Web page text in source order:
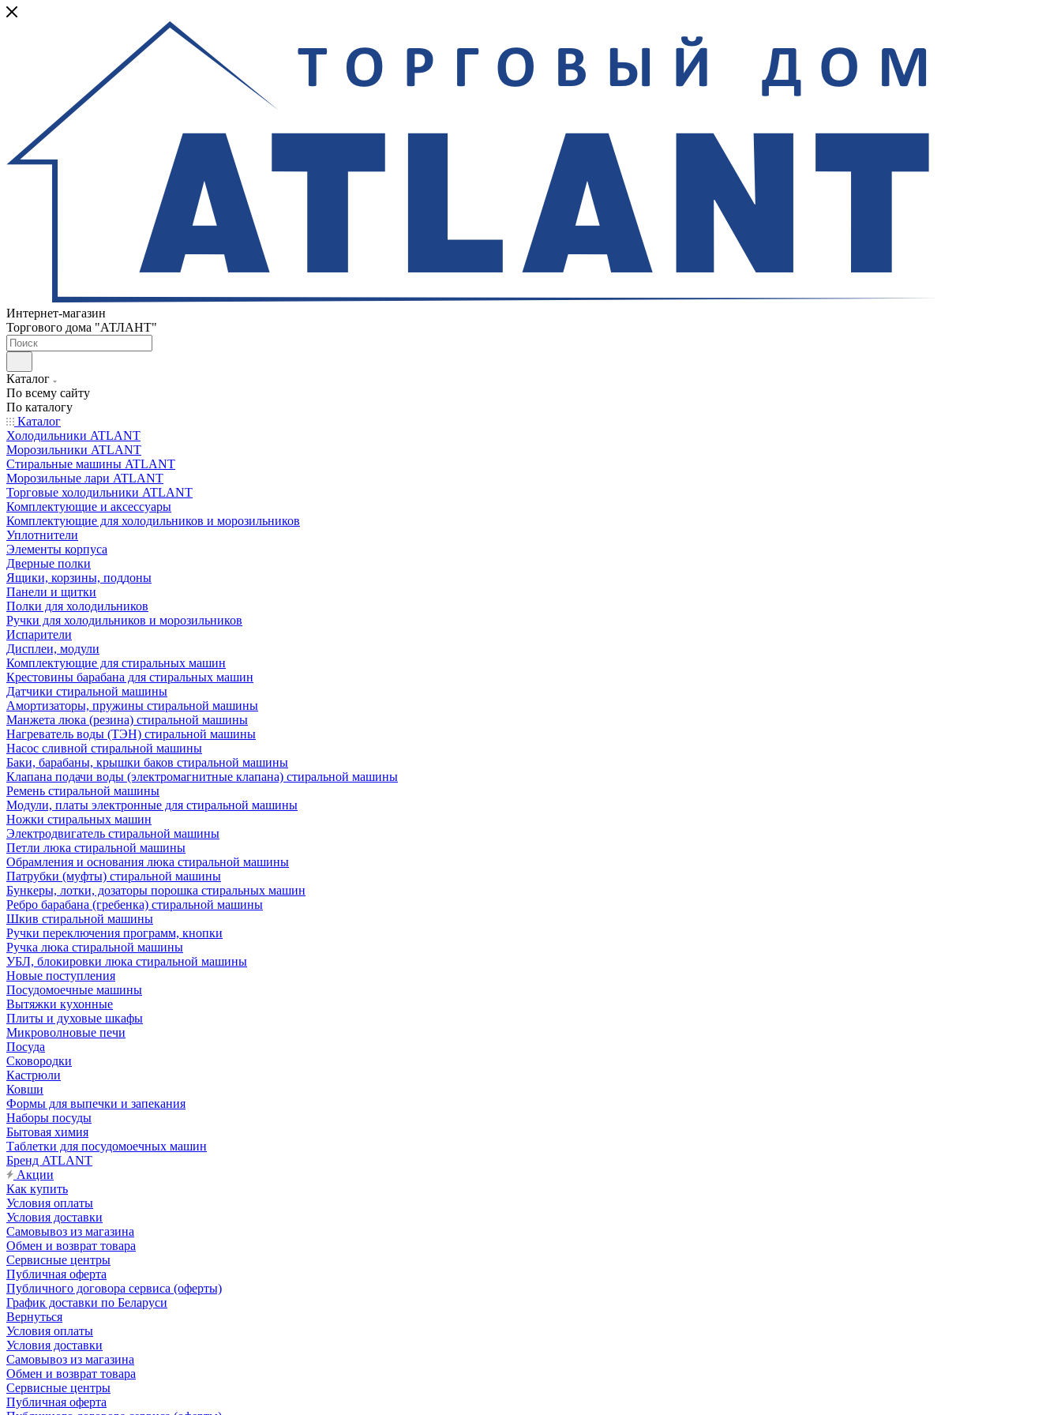
Интернет-магазин
Торгового дома "АТЛАНТ"
Каталог
По всему сайту
По каталогу
Каталог
Холодильники ATLANT
Морозильники ATLANT
Стиральные машины ATLANT
Морозильные лари ATLANT
Торговые холодильники ATLANT
Комплектующие и аксессуары
Комплектующие для холодильников и морозильников
Уплотнители
Элементы корпуса
Дверные полки
Ящики, корзины, поддоны
Панели и щитки
Полки для холодильников
Ручки для холодильников и морозильников
Испарители
Дисплеи, модули
Комплектующие для стиральных машин
Крестовины барабана для стиральных машин
Датчики стиральной машины
Амортизаторы, пружины стиральной машины
Манжета люка (резина) стиральной машины
Нагреватель воды (ТЭН) стиральной машины
Насос сливной стиральной машины
Баки, барабаны, крышки баков стиральной машины
Клапана подачи воды (электромагнитные клапана) стиральной машины
Ремень стиральной машины
Модули, платы электронные для стиральной машины
Ножки стиральных машин
Электродвигатель стиральной машины
Петли люка стиральной машины
Обрамления и основания люка стиральной машины
Патрубки (муфты) стиральной машины
Бункеры, лотки, дозаторы порошка стиральных машин
Ребро барабана (гребенка) стиральной машины
Шкив стиральной машины
Ручки переключения программ, кнопки
Ручка люка стиральной машины
УБЛ, блокировки люка стиральной машины
Новые поступления
Посудомоечные машины
Вытяжки кухонные
Плиты и духовые шкафы
Микроволновые печи
Посуда
Сковородки
Кастрюли
Ковши
Формы для выпечки и запекания
Наборы посуды
Бытовая химия
Таблетки для посудомоечных машин
Бренд ATLANT
Акции
Как купить
Условия оплаты
Условия доставки
Самовывоз из магазина
Обмен и возврат товара
Сервисные центры
Публичная оферта
Публичного договора сервиса (оферты)
График доставки по Беларуси
Вернуться
Условия оплаты
Условия доставки
Самовывоз из магазина
Обмен и возврат товара
Сервисные центры
Публичная оферта